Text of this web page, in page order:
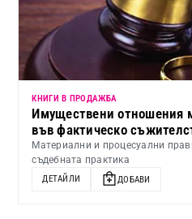
КНИГИ В ПРОДАЖБА
Имуществени отношения
във фактическо
Материални и процесуални
съдебната практика
ДЕТАЙЛИ ДОБАВИ